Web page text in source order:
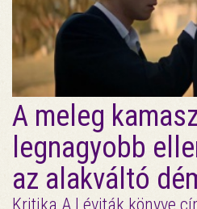
A meleg
legnagyobb
az alakváltó
Kritika A Léviták könyve